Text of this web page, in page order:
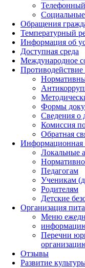
Социальные
Обращения
Температурный
Информация об
Доступная среда
Международное
Формы
Сведения о
Комиссия
Обратная
Информационная
Локальные
Педагогам
Ученикам
Родителям
Детские
Организация
Меню
информацию
Перечни
Отзывы
Развитие